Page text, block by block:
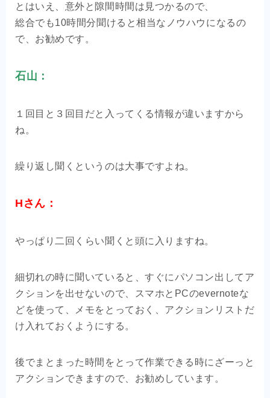
とはいえ、意外と隙間時間は見つかるので、
総合でも10時間分聞けると相当なノウハウになるの
で、お勧めです。
石山：
１回目と３回目だと入ってくる情報が違いますから
ね。
繰り返し聞くというのは大事ですよね。
Hさん：
やっぱり二回くらい聞くと頭に入りますね。
細切れの時に聞いていると、すぐにパソコン出してア
クションを出せないので、スマホとPCのevernoteな
どを使って、メモをとっておく、アクションリストだ
け入れておくようにする。
後でまとまった時間をとって作業できる時にざーっと
アクションできますので、お勧めしています。